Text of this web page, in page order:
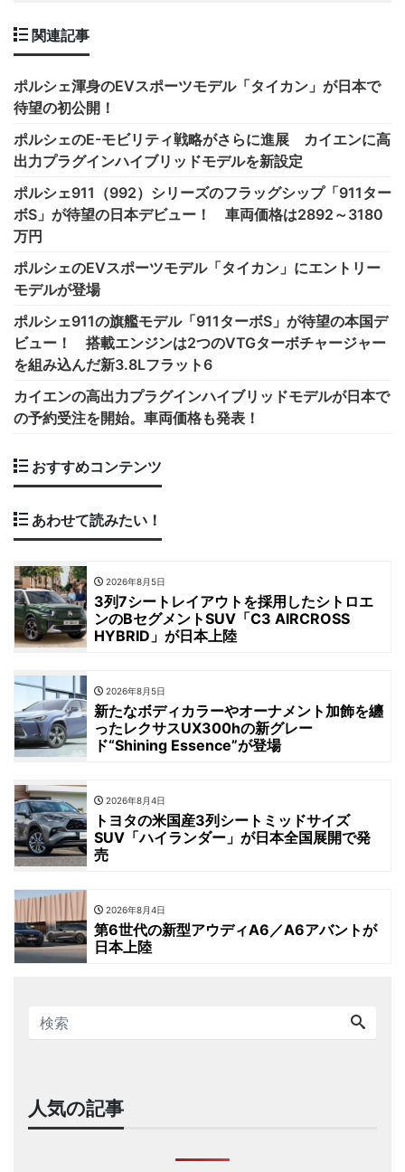
関連記事
ポルシェ渾身のEVスポーツモデル「タイカン」が日本で
待望の初公開！
ポルシェのE-モビリティ戦略がさらに進展 カイエンに高
出力プラグインハイブリッドモデルを新設定
ポルシェ911（992）シリーズのフラッグシップ「911ター
ボS」が待望の日本デビュー！ 車両価格は2892～3180
万円
ポルシェのEVスポーツモデル「タイカン」にエントリー
モデルが登場
ポルシェ911の旗艦モデル「911ターボS」が待望の本国デ
ビュー！ 搭載エンジンは2つのVTGターボチャージャー
を組み込んだ新3.8Lフラット6
カイエンの高出力プラグインハイブリッドモデルが日本で
の予約受注を開始。車両価格も発表！
おすすめコンテンツ
あわせて読みたい！
2026年8月5日
3列7シートレイアウトを採用したシトロエ
ンのBセグメントSUV「C3 AIRCROSS
HYBRID」が日本上陸
2026年8月5日
新たなボディカラーやオーナメント加飾を纏
ったレクサスUX300hの新グレー
ド“Shining Essence”が登場
2026年8月4日
トヨタの米国産3列シートミッドサイズ
SUV「ハイランダー」が日本全国展開で発
売
2026年8月4日
第6世代の新型アウディA6／A6アバントが
日本上陸
人気の記事